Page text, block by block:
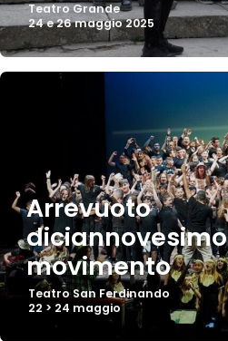
Teatro Grande
24 e 26 maggio 2025
Arrevuoto
diciannovesimo
movimento
Teatro San Ferdinando
22 > 24 maggio